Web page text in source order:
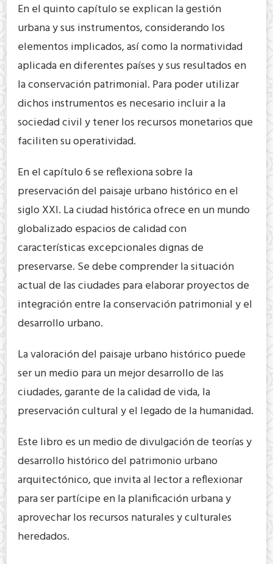
En el quinto capítulo se explican la gestión
urbana y sus instrumentos, considerando los
elementos implicados, así como la normatividad
aplicada en diferentes países y sus resultados en
la conservación patrimonial. Para poder utilizar
dichos instrumentos es necesario incluir a la
sociedad civil y tener los recursos monetarios que
faciliten su operatividad.
En el capítulo 6 se reflexiona sobre la
preservación del paisaje urbano histórico en el
siglo XXI. La ciudad histórica ofrece en un mundo
globalizado espacios de calidad con
características excepcionales dignas de
preservarse. Se debe comprender la situación
actual de las ciudades para elaborar proyectos de
integración entre la conservación patrimonial y el
desarrollo urbano.
La valoración del paisaje urbano histórico puede
ser un medio para un mejor desarrollo de las
ciudades, garante de la calidad de vida, la
preservación cultural y el legado de la humanidad.
Este libro es un medio de divulgación de teorías y
desarrollo histórico del patrimonio urbano
arquitectónico, que invita al lector a reflexionar
para ser partícipe en la planificación urbana y
aprovechar los recursos naturales y culturales
heredados.